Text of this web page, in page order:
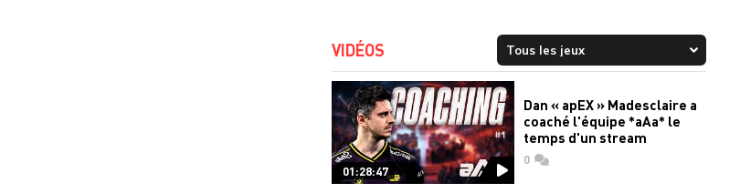
VIDÉOS
01:28:47
Dan « apEX » Madesclaire a
coaché l'équipe *aAa* le
temps d'un stream
0commentaires